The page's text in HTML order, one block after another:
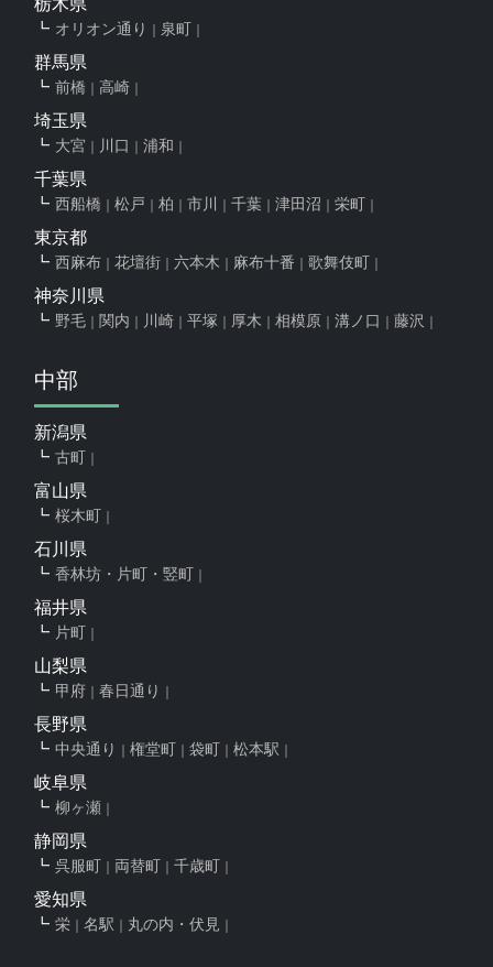
オリオン通り 泉町
群馬県
前橋 高崎
埼玉県
大宮 川口 浦和
千葉県
西船橋 松戸 柏 市川 千葉 津田沼 栄町
東京都
西麻布 花壇街 六本木 麻布十番 歌舞伎町
神奈川県
野毛 関内 川崎 平塚 厚木 相模原 溝ノ口 藤沢
中部
新潟県
古町
富山県
桜木町
石川県
香林坊・片町・竪町
福井県
片町
山梨県
甲府 春日通り
長野県
中央通り 権堂町 袋町 松本駅
岐阜県
柳ヶ瀬
静岡県
呉服町 両替町 千歳町
愛知県
栄 名駅 丸の内・伏見